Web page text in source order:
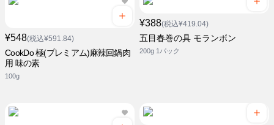
¥548(税込¥591.84)
CookDo 極(プレミアム)麻辣回鍋肉
用 味の素
100g
¥388(税込¥419.04)
五目春巻の具 モランボン
200g 1パック